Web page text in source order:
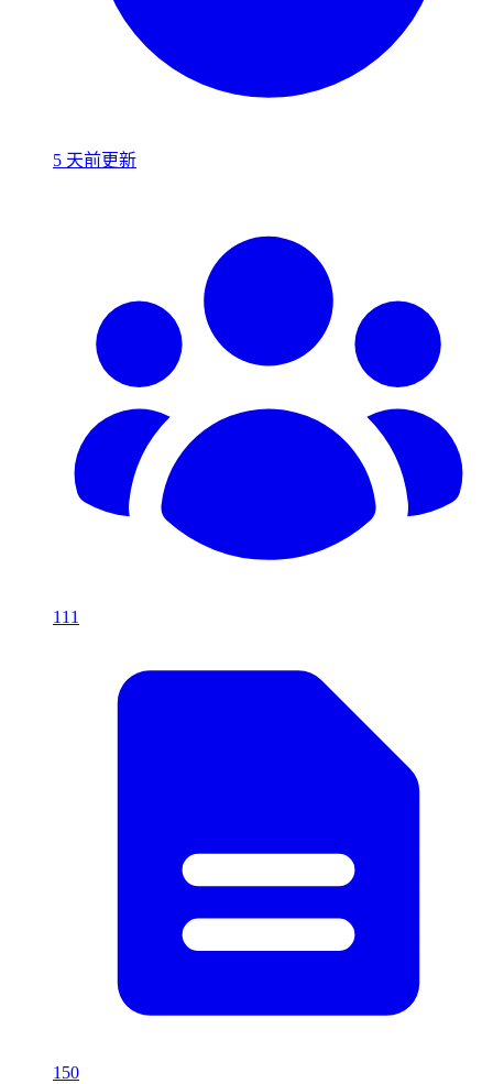
5 天前更新
111
150